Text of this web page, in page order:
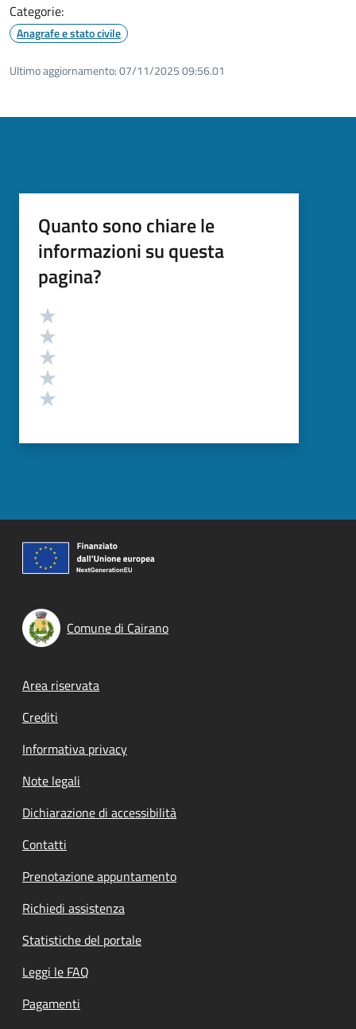
Categorie:
Anagrafe e stato civile
Ultimo aggiornamento:07/11/2025 09:56.01
Quanto sono chiare le
informazioni su questa
pagina?
Valutazione
Comune di Cairano
Footer menu
Area riservata
Crediti
Informativa privacy
Note legali
Dichiarazione di accessibilità
Contatti
Prenotazione appuntamento
Richiedi assistenza
Statistiche del portale
Leggi le FAQ
Pagamenti